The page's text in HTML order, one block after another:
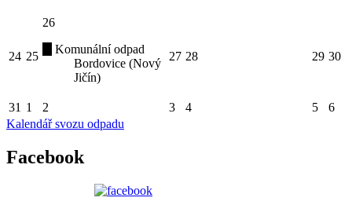
24 25
26
Komunální odpad
Bordovice (Nový
Jičín)
27 28 29 30
31 1 2 3 4 5
6
Kalendář svozu odpadu
Facebook